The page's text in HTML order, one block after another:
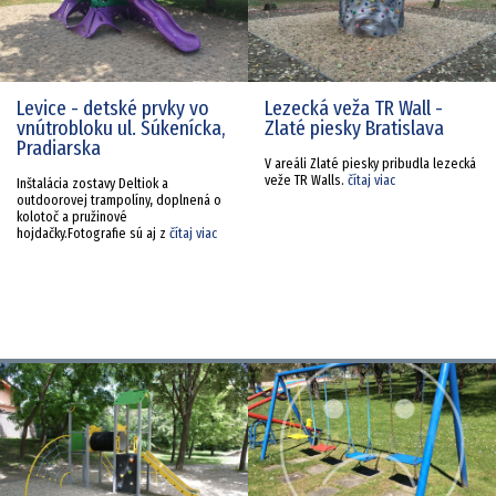
Levice - detské prvky vo
vnútrobloku ul. Súkenícka,
Pradiarska
Inštalácia zostavy Deltiok a
outdoorovej trampolíny, doplnená o
kolotoč a pružinové
hojdačky.Fotografie sú aj z čítaj viac
Lezecká veža TR Wall -
Zlaté piesky Bratislava
V areáli Zlaté piesky pribudla lezecká
veže TR Walls. čítaj viac